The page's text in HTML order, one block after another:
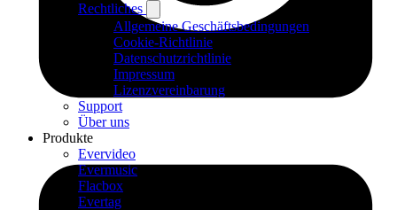
Rechtliches
Allgemeine Geschäftsbedingungen
Cookie-Richtlinie
Datenschutzrichtlinie
Impressum
Lizenzvereinbarung
Support
Über uns
Produkte
Evervideo
Evermusic
Flacbox
Evertag